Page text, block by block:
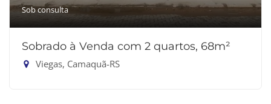
Sob consulta
Sobrado à Venda com 2 quartos, 68m²
Viegas, Camaquã-RS